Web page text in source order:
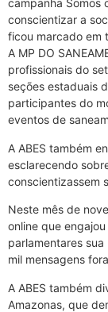
campanha Somos
conscientizar a
ficou marcado em
A MP DO
profissionais do
seções estaduais
participantes do
eventos de
A ABES também
esclarecendo
conscientizassem
Neste mês de
online que
parlamentares
mil mensagens
A ABES também
Amazonas, que